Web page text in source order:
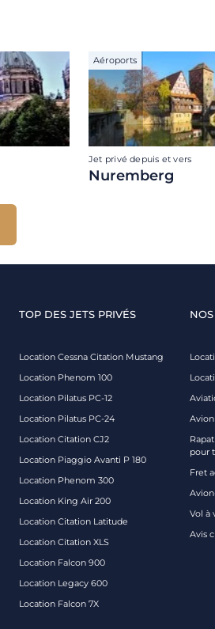
Aéroports
Jet privé depuis et vers
Nuremberg
TOP DES JETS PRIVÉS
Location Cessna Citation Mustang
Location Phenom 100
Location Pilatus PC-12
Location Pilatus PC-24
Location Citation CJ2
Location Piaggio Avanti P 180
Location Phenom 300
Location King Air 200
Location Citation Latitude
Location Citation XLS
Location Falcon 900
Location Legacy 600
Location Falcon 7X
pour
Fret
Vol à
Avis